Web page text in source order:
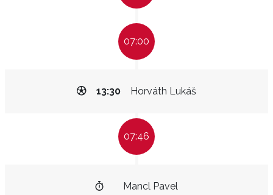
07:00
Horváth Lukáš
13:30
07:46
Mancl Pavel